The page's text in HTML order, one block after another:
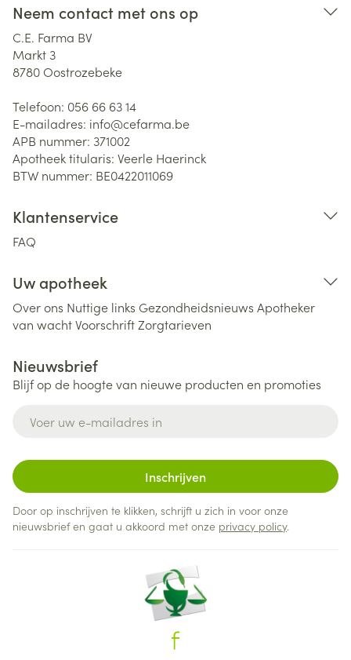
Neem contact met ons op
C.E. Farma BV
Markt 3
8780Oostrozebeke
Telefoon: 056 66 63 14
E-mailadres: info@cefarma.be
APB nummer: 371002
Apotheek titularis: Veerle Haerinck
BTW nummer: BE0422011069
Klantenservice
FAQ
Uw apotheek
Over ons Nuttige links Gezondheidsnieuws Apotheker
van wachtVoorschriftZorgtarieven
Nieuwsbrief
Blijf op de hoogte van nieuwe producten en promoties
Inschrijven
Door op inschrijven te klikken, schrijft u zich in voor onze
nieuwsbrief en gaat u akkoord met onze privacy policy.